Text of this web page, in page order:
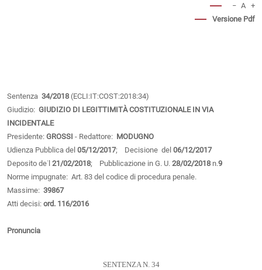
− A +
Versione Pdf
Sentenza 34/2018 (ECLI:IT:COST:2018:34)
Giudizio: GIUDIZIO DI LEGITTIMITÀ COSTITUZIONALE IN VIA
INCIDENTALE
Presidente: GROSSI - Redattore: MODUGNO
Udienza Pubblica del 05/12/2017; Decisione del 06/12/2017
Deposito de˙l 21/02/2018; Pubblicazione in G. U. 28/02/2018 n.9
Norme impugnate: Art. 83 del codice di procedura penale.
Massime: 39867
Atti decisi: ord. 116/2016
Pronuncia
SENTENZA N. 34